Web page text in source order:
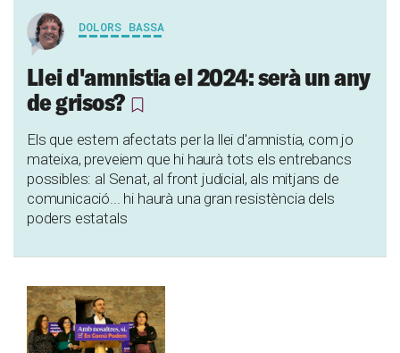
DOLORS BASSA
Llei d'amnistia el 2024: serà un any
de grisos?
Els que estem afectats per la llei d'amnistia, com jo
mateixa, preveiem que hi haurà tots els entrebancs
possibles: al Senat, al front judicial, als mitjans de
comunicació... hi haurà una gran resistència dels
poders estatals